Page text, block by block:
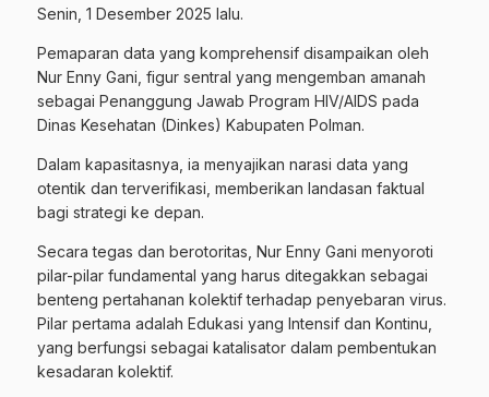
Senin, 1 Desember 2025 lalu.
Pemaparan data yang komprehensif disampaikan oleh
Nur Enny Gani, figur sentral yang mengemban amanah
sebagai Penanggung Jawab Program HIV/AIDS pada
Dinas Kesehatan (Dinkes) Kabupaten Polman.
Dalam kapasitasnya, ia menyajikan narasi data yang
otentik dan terverifikasi, memberikan landasan faktual
bagi strategi ke depan.
Secara tegas dan berotoritas, Nur Enny Gani menyoroti
pilar-pilar fundamental yang harus ditegakkan sebagai
benteng pertahanan kolektif terhadap penyebaran virus.
Pilar pertama adalah Edukasi yang Intensif dan Kontinu,
yang berfungsi sebagai katalisator dalam pembentukan
kesadaran kolektif.